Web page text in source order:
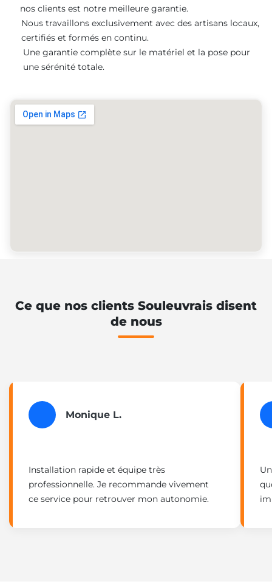
nos clients est notre meilleure garantie.
Nous travaillons exclusivement avec des artisans locaux,
certifiés et formés en continu.
Une garantie complète sur le matériel et la pose pour
une sérénité totale.
Ce que nos clients Souleuvrais disent
de nous
Monique L.
Installation rapide et équipe très
professionnelle. Je recommande vivement
ce service pour retrouver mon autonomie.